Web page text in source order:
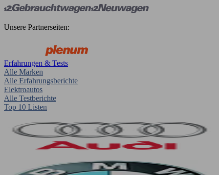
Unsere Partnerseiten:
Erfahrungen & Tests
Alle Marken
Alle Erfahrungsberichte
Elektroautos
Alle Testberichte
Top 10 Listen